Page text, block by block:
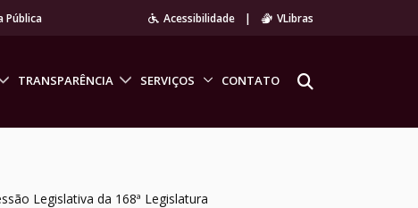
Pública Acessibilidade | VLibras
TRANSPARÊNCIA SERVIÇOS CONTATO
Legislativa da 168ª Legislatura